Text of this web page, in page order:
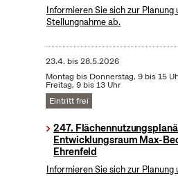
Informieren Sie sich zur Planung
Stellungnahme ab.
23.4. bis28.5.2026
Montag bis Donnerstag, 9 bis 15
Freitag, 9 bis 13 Uhr
Eintritt frei
247.
Entwicklungsraum Max-
Ehrenfeld
Informieren Sie sich zur Planung